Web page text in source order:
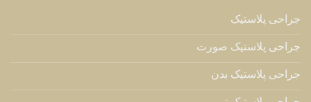
جراحی پلاستیک
جراحی پلاستیک صورت
جراحی پلاستیک بدن